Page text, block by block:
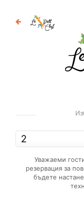
Уважаеми
резервация за
бъдете